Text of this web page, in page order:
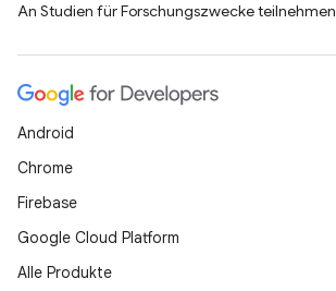
An Studien für Forschungszwecke teilnehmen
Android
Chrome
Firebase
Google Cloud Platform
Alle Produkte